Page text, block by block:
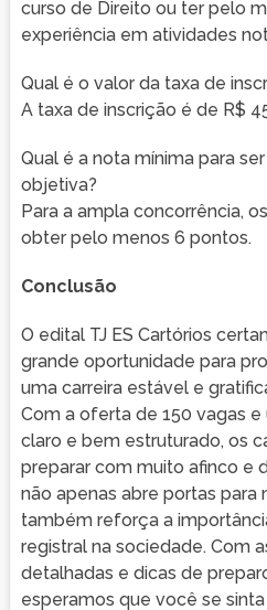
curso de Direito ou ter pelo
experiência em atividades
Qual é o valor da taxa de
A taxa de inscrição é de R$
Qual é a nota mínima para
objetiva?
Para a ampla concorrência,
obter pelo menos 6 pontos.
Conclusão
O edital TJ ES Cartórios
grande oportunidade para
uma carreira estável e
Com a oferta de 150 vagas
claro e bem estruturado, os
preparar com muito afinco e
não apenas abre portas para
também reforça a
registral na sociedade. Com
detalhadas e dicas de
esperamos que você se